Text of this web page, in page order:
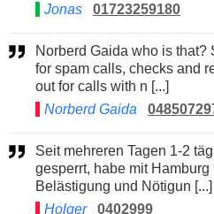
Jonas
01723259180
Norberd Gaida who is that? Smart Call an New technic
for spam calls, checks and
out for calls with n [...]
Norberd Gaida
Seit mehreren Tagen 1-2 täglich, bereits ab 2 Anruf
gesperrt, habe mit
Belästigung und Nötigun [...]
Holger
0402999